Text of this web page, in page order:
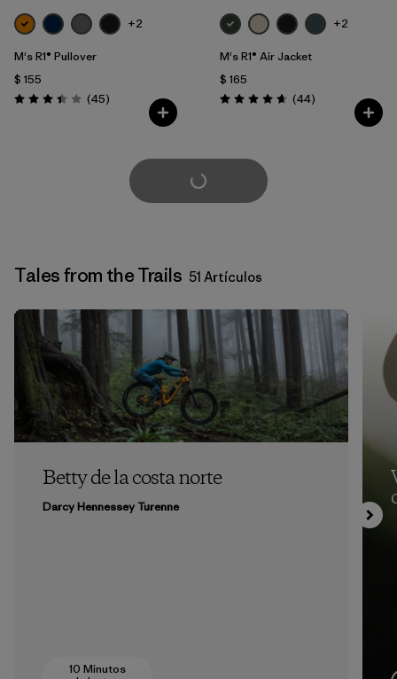
+2
M's R1® Pullover
$ 155
Valoración: 3.4 / 5
(45Comentarios
)
+2
M's R1® Air Jacket
$ 165
Valoración: 4.7 / 5
(44Comentarios
)
Cargar Más
Tales from the Trails 51 Artículos
Betty de la costa norte
Darcy Hennessey Turenne
10 Minutos